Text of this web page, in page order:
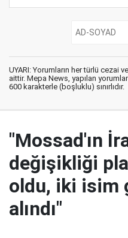
UYARI: Yorumların her türlü cezai
aittir. Mepa News, yapılan
600 karakterle (boşluklu) sınırlıdır.
"Mossad'ın
değişikliği
oldu, iki isim
alındı"